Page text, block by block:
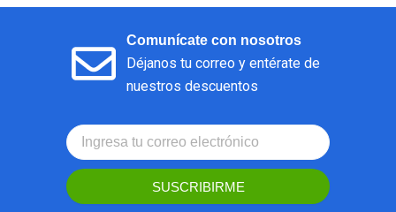
Comunícate con nosotros
Déjanos tu correo y entérate de
nuestros descuentos
SUSCRIBIRME